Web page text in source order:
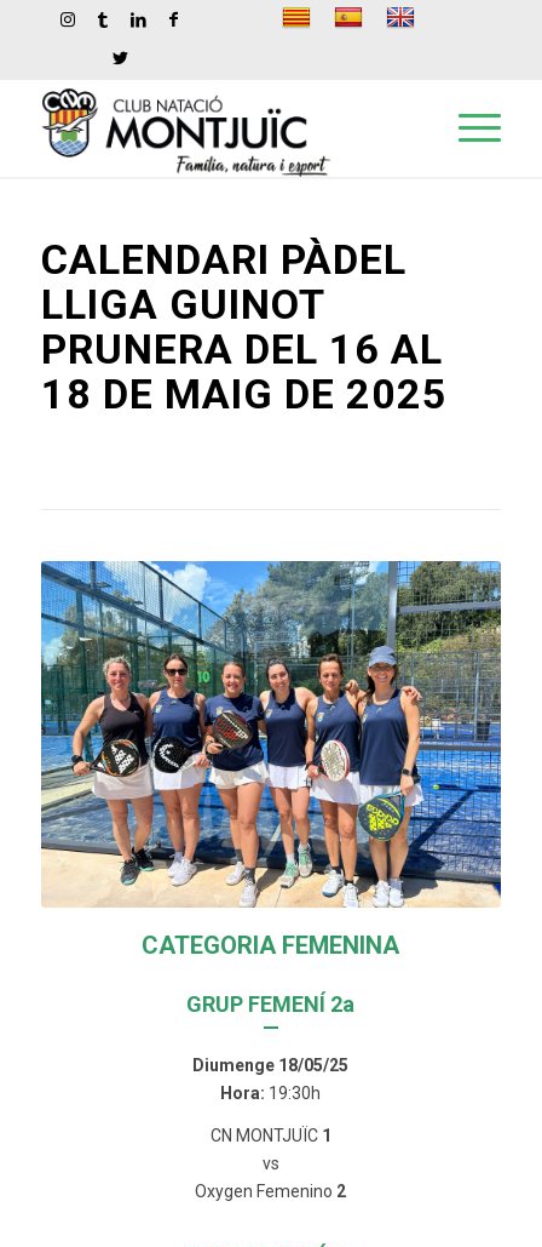
CALENDARI PÀDEL
LLIGA GUINOT
PRUNERA DEL 16 AL
18 DE MAIG DE 2025
CATEGORIA FEMENINA
GRUP FEMENÍ 2a
—
Diumenge 18/05/25
Hora: 19:30h
CN MONTJUÏC 1
vs
Oxygen Femenino 2